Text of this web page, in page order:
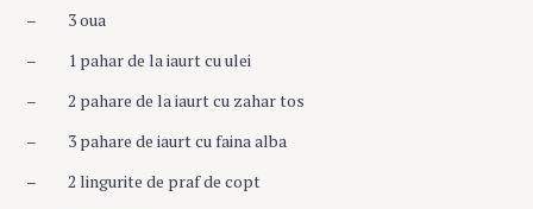
– 3 oua
– 1 pahar de la iaurt cu ulei
– 2 pahare de la iaurt cu zahar tos
– 3 pahare de iaurt cu faina alba
– 2 lingurite de praf de copt